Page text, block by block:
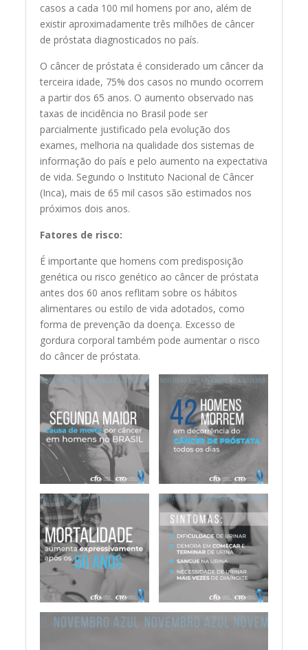
casos a cada 100 mil homens por ano, além de
existir aproximadamente três milhões de câncer
de próstata diagnosticados no país.
O câncer de próstata é considerado um câncer da
terceira idade, 75% dos casos no mundo ocorrem
a partir dos 65 anos. O aumento observado nas
taxas de incidência no Brasil pode ser
parcialmente justificado pela evolução dos
exames, melhoria na qualidade dos sistemas de
informação do país e pelo aumento na expectativa
de vida. Segundo o Instituto Nacional de Câncer
(Inca), mais de 65 mil casos são estimados nos
próximos dois anos.
Fatores de risco:
É importante que homens com predisposição
genética ou risco genético ao câncer de próstata
antes dos 60 anos reflitam sobre os hábitos
alimentares ou estilo de vida adotados, como
forma de prevenção da doença. Excesso de
gordura corporal também pode aumentar o risco
do câncer de próstata.